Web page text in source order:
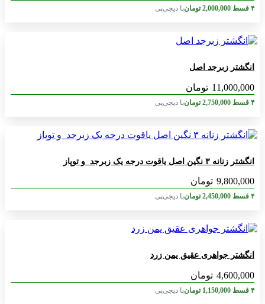
۴ قسط 2,000,000 تومانبا دیجی‌پی
انگشتر زبرجد اصل
11,000,000 تومان
۴ قسط 2,750,000 تومانبا دیجی‌پی
انگشتر زنانه ۳ نگین اصل یاقوت درجه یک زبرجد و توپاز
9,800,000 تومان
۴ قسط 2,450,000 تومانبا دیجی‌پی
انگشتر جواهری عقیق یمن زرد
4,600,000 تومان
۴ قسط 1,150,000 تومانبا دیجی‌پی